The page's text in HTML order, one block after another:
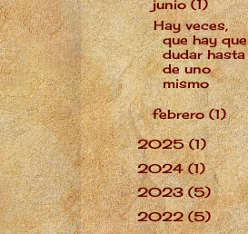
▼junio(1)
Hay veces,
que hay que
dudar hasta
de uno
mismo
►febrero(1)
►2025(1)
►2024(1)
►2023(5)
►2022(5)